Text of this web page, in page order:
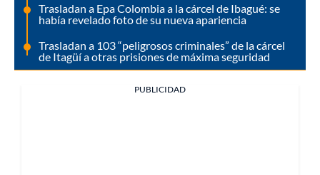
Trasladan a Epa Colombia a la cárcel de Ibagué: se
había revelado foto de su nueva apariencia
Trasladan a 103 “peligrosos criminales” de la cárcel
de Itagüí a otras prisiones de máxima seguridad
PUBLICIDAD